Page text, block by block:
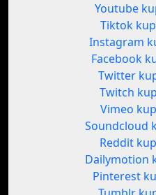
Youtube
Tiktok
Instagram
Facebook
Twitter
Twitch
Vimeo
Soundcloud
Reddit
Dailymotion
Pinterest